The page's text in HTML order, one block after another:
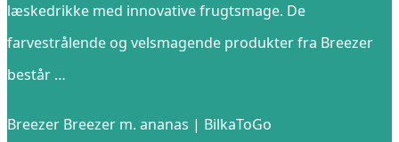
læskedrikke med innovative frugtsmage. De
farvestrålende og velsmagende produkter fra Breezer
består …
Breezer Breezer m. ananas | BilkaToGo